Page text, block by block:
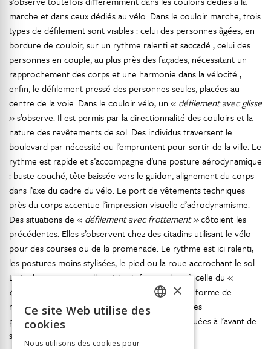
marche et dans ceux dédiés au vélo. Dans le couloir marche, trois
types de défilement sont visibles : celui des personnes âgées, en
bordure de couloir, sur un rythme ralenti et saccadé ; celui des
personnes en couple, au plus près des façades, nécessitant un
rapprochement des corps et une harmonie dans la vélocité ;
enfin, le défilement pressé des personnes seules, placées au
centre de la voie. Dans le couloir vélo, un « défilement avec glisse
» s’observe. Il est permis par la directionnalité des couloirs et la
nature des revêtements de sol. Des individus traversent le
boulevard par nécessité ou l’empruntent pour sortir de la ville. Le
rythme est rapide et s’accompagne d’une posture aérodynamique
: buste couché, tête baissée vers le guidon, alignement du corps
dans l’axe du cadre du vélo. Le port de vêtements techniques
près du corps accentue l’impression visuelle d’aérodynamisme.
Des situations de « défilement avec frottement »côtoient les
précédentes. Elles s’observent chez des citadins utilisant le vélo
pour des courses ou de la promenade. Le rythme est ici ralenti,
les postures moins stylisées, le pied ou la roue accrochant le sol.
La technique corporelle est toutefois similaire à celle du «
défilement avec glisse
» puisqu’il s’agit, dans une forme de
mimétisme gestuel, de reproduire les attitudes, les
positionnements et les allures des personnes situées à l’avant de
soi dans le couloir.
×
Ce site Web utilise des
cookies
Nous utilisons des cookies pour